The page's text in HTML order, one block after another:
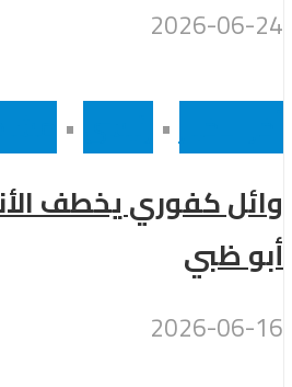
2026-06-24
•
•
وائل كفوري يخطف
أبو ظبي
2026-06-16